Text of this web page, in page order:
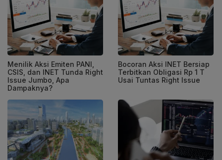
Menilik Aksi Emiten PANI,
CSIS, dan INET Tunda Right
Issue Jumbo, Apa
Dampaknya?
Bocoran Aksi INET Bersiap
Terbitkan Obligasi Rp 1 T
Usai Tuntas Right Issue